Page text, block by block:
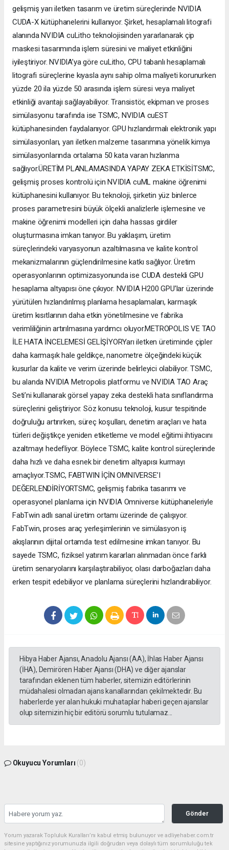
gelişmiş yarı iletken tasarım ve üretim süreçlerinde NVIDIA
CUDA-X kütüphanelerini kullanıyor. Şirket, hesaplamalı litografi
alanında NVIDIA cuLitho teknolojisinden yararlanarak çip
maskesi tasarımında işlem süresini ve maliyet etkinliğini
iyileştiriyor. NVIDIA’ya göre cuLitho, CPU tabanlı hesaplamalı
litografi süreçlerine kıyasla aynı sahip olma maliyeti korunurken
yüzde 20 ila yüzde 50 arasında işlem süresi veya maliyet
etkinliği avantajı sağlayabiliyor. Transistör, ekipman ve proses
simülasyonu tarafında ise TSMC, NVIDIA cuEST
kütüphanesinden faydalanıyor. GPU hızlandırmalı elektronik yapı
simülasyonları, yarı iletken malzeme tasarımına yönelik kimya
simülasyonlarında ortalama 50 kata varan hızlanma
sağlıyor.ÜRETİM PLANLAMASINDA YAPAY ZEKA ETKİSİTSMC,
gelişmiş proses kontrolü için NVIDIA cuML makine öğrenimi
kütüphanesini kullanıyor. Bu teknoloji, şirketin yüz binlerce
proses parametresini büyük ölçekli analizlerle işlemesine ve
makine öğrenimi modelleri için daha hassas girdiler
oluşturmasına imkan tanıyor. Bu yaklaşım, üretim
süreçlerindeki varyasyonun azaltılmasına ve kalite kontrol
mekanizmalarının güçlendirilmesine katkı sağlıyor. Üretim
operasyonlarının optimizasyonunda ise CUDA destekli GPU
hesaplama altyapısı öne çıkıyor. NVIDIA H200 GPU’lar üzerinde
yürütülen hızlandırılmış planlama hesaplamaları, karmaşık
üretim kısıtlarının daha etkin yönetilmesine ve fabrika
verimliliğinin artırılmasına yardımcı oluyor.METROPOLIS VE TAO
İLE HATA İNCELEMESİ GELİŞİYORYarı iletken üretiminde çipler
daha karmaşık hale geldikçe, nanometre ölçeğindeki küçük
kusurlar da kalite ve verim üzerinde belirleyici olabiliyor. TSMC,
bu alanda NVIDIA Metropolis platformu ve NVIDIA TAO Araç
Seti’ni kullanarak görsel yapay zeka destekli hata sınıflandırma
süreçlerini geliştiriyor. Söz konusu teknoloji, kusur tespitinde
doğruluğu artırırken, süreç koşulları, denetim araçları ve hata
türleri değiştikçe yeniden etiketleme ve model eğitimi ihtiyacını
azaltmayı hedefliyor. Böylece TSMC, kalite kontrol süreçlerinde
daha hızlı ve daha esnek bir denetim altyapısı kurmayı
amaçlıyor.TSMC, FABTWIN İÇİN OMNIVERSE’I
DEĞERLENDİRİYORTSMC, gelişmiş fabrika tasarımı ve
operasyonel planlama için NVIDIA Omniverse kütüphaneleriyle
FabTwin adlı sanal üretim ortamı üzerinde de çalışıyor.
FabTwin, proses araç yerleşimlerinin ve simülasyon iş
akışlarının dijital ortamda test edilmesine imkan tanıyor. Bu
sayede TSMC, fiziksel yatırım kararları alınmadan önce farklı
üretim senaryolarını karşılaştırabiliyor, olası darboğazları daha
erken tespit edebiliyor ve planlama süreçlerini hızlandırabiliyor.
Hibya Haber Ajansı, Anadolu Ajansı (AA), İhlas Haber Ajansı
(İHA), Demirören Haber Ajansı (DHA) ve diğer ajanslar
tarafından eklenen tüm haberler, sitemizin editörlerinin
müdahalesi olmadan ajans kanallarından çekilmektedir. Bu
haberlerde yer alan hukuki muhataplar haberi geçen ajanslar
olup sitemizin hiç bir editörü sorumlu tutulamaz...
Okuyucu Yorumları (0)
Gönder
Yorum yazarak Topluluk Kuralları’nı kabul etmiş bulunuyor ve adliyehaber.com.tr
sitesine yaptığınız yorumunuzla ilgili doğrudan veya dolaylı tüm sorumluluğu tek